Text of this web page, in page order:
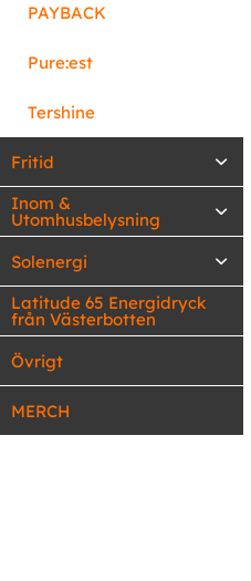
PAYBACK
Pure:est
Tershine
Fritid
Inom &
Utomhusbelysning
Solenergi
Latitude 65 Energidryck
från Västerbotten
Övrigt
MERCH